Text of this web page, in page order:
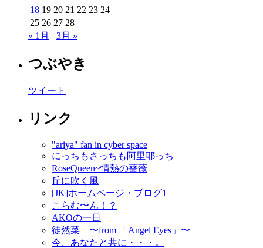
18 19 20 21 22 23 24
25 26 27 28
« 1月
3月 »
つぶやき
ツイート
リンク
"ariya" fan in cyber space
にっちもさっちも阿里耶っち
RoseQueen~情熱の薔薇
丘に吹く風
[JK]ホームページ・ブログ1
こらむ〜ん！？
AKOの一日
徒然菜 〜from 「Angel Eyes」〜
今、あなたと共に・・・。